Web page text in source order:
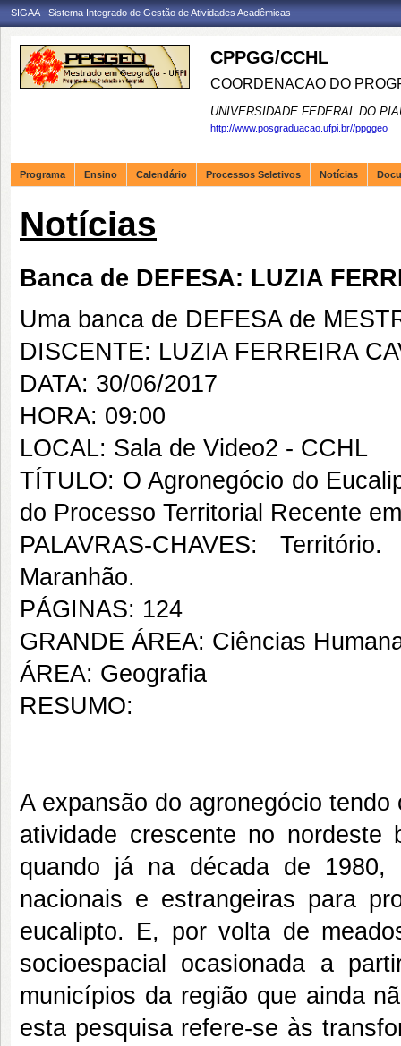
SIGAA - Sistema Integrado de Gestão de Atividades Acadêmicas
CPPGG/CCHL
COORDENACAO DO
UNIVERSIDADE FEDERAL DO
http://www.posgraduacao.ufpi.br//ppggeo
Programa Ensino Calendário Processos Seletivos Notícias
Notícias
Banca de DEFESA: LUZIA
Uma banca de DEFESA de
DISCENTE: LUZIA FERREIRA
DATA: 30/06/2017
HORA: 09:00
LOCAL: Sala de Video2 - CCHL
TÍTULO: O Agronegócio do
do Processo Territorial Recente
PALAVRAS-CHAVES:
Maranhão.
PÁGINAS: 124
GRANDE ÁREA: Ciências
ÁREA: Geografia
RESUMO:
A expansão do agronegócio
atividade crescente no nordeste
quando já na década de 1980,
nacionais e estrangeiras para
eucalipto. E, por volta de
socioespacial ocasionada a
municípios da região que ainda
esta pesquisa refere-se às